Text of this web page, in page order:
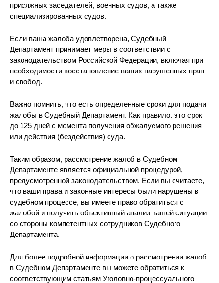
присяжных заседателей, военных судов, а также
специализированных судов.
Если ваша жалоба удовлетворена, Судебный
Департамент принимает меры в соответствии с
законодательством Российской Федерации, включая при
необходимости восстановление ваших нарушенных прав
и свобод.
Важно помнить, что есть определенные сроки для подачи
жалобы в Судебный Департамент. Как правило, это срок
до 125 дней с момента получения обжалуемого решения
или действия (бездействия) суда.
Таким образом, рассмотрение жалоб в Судебном
Департаменте является официальной процедурой,
предусмотренной законодательством. Если вы считаете,
что ваши права и законные интересы были нарушены в
судебном процессе, вы имеете право обратиться с
жалобой и получить объективный анализ вашей ситуации
со стороны компетентных сотрудников Судебного
Департамента.
Для более подробной информации о рассмотрении жалоб
в Судебном Департаменте вы можете обратиться к
соответствующим статьям Уголовно-процессуального